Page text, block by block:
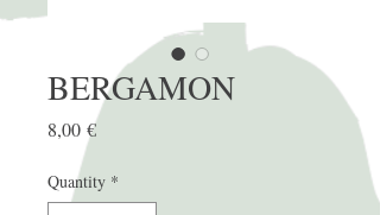
BERGAMON
8,00 €Price
Quantity *